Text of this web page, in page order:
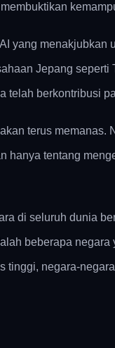
yang
Jepang
telah berkontribusi
terus
tentang
di seluruh dunia
beberapa
negara-